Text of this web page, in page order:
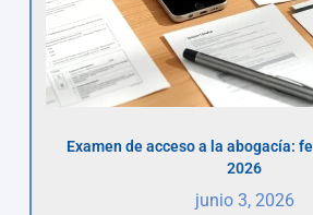
Examen de acceso a la abogacía:
2026
junio 3, 2026